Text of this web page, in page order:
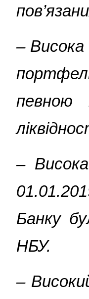
– Висока
певною
–
Банку
НБУ.
–